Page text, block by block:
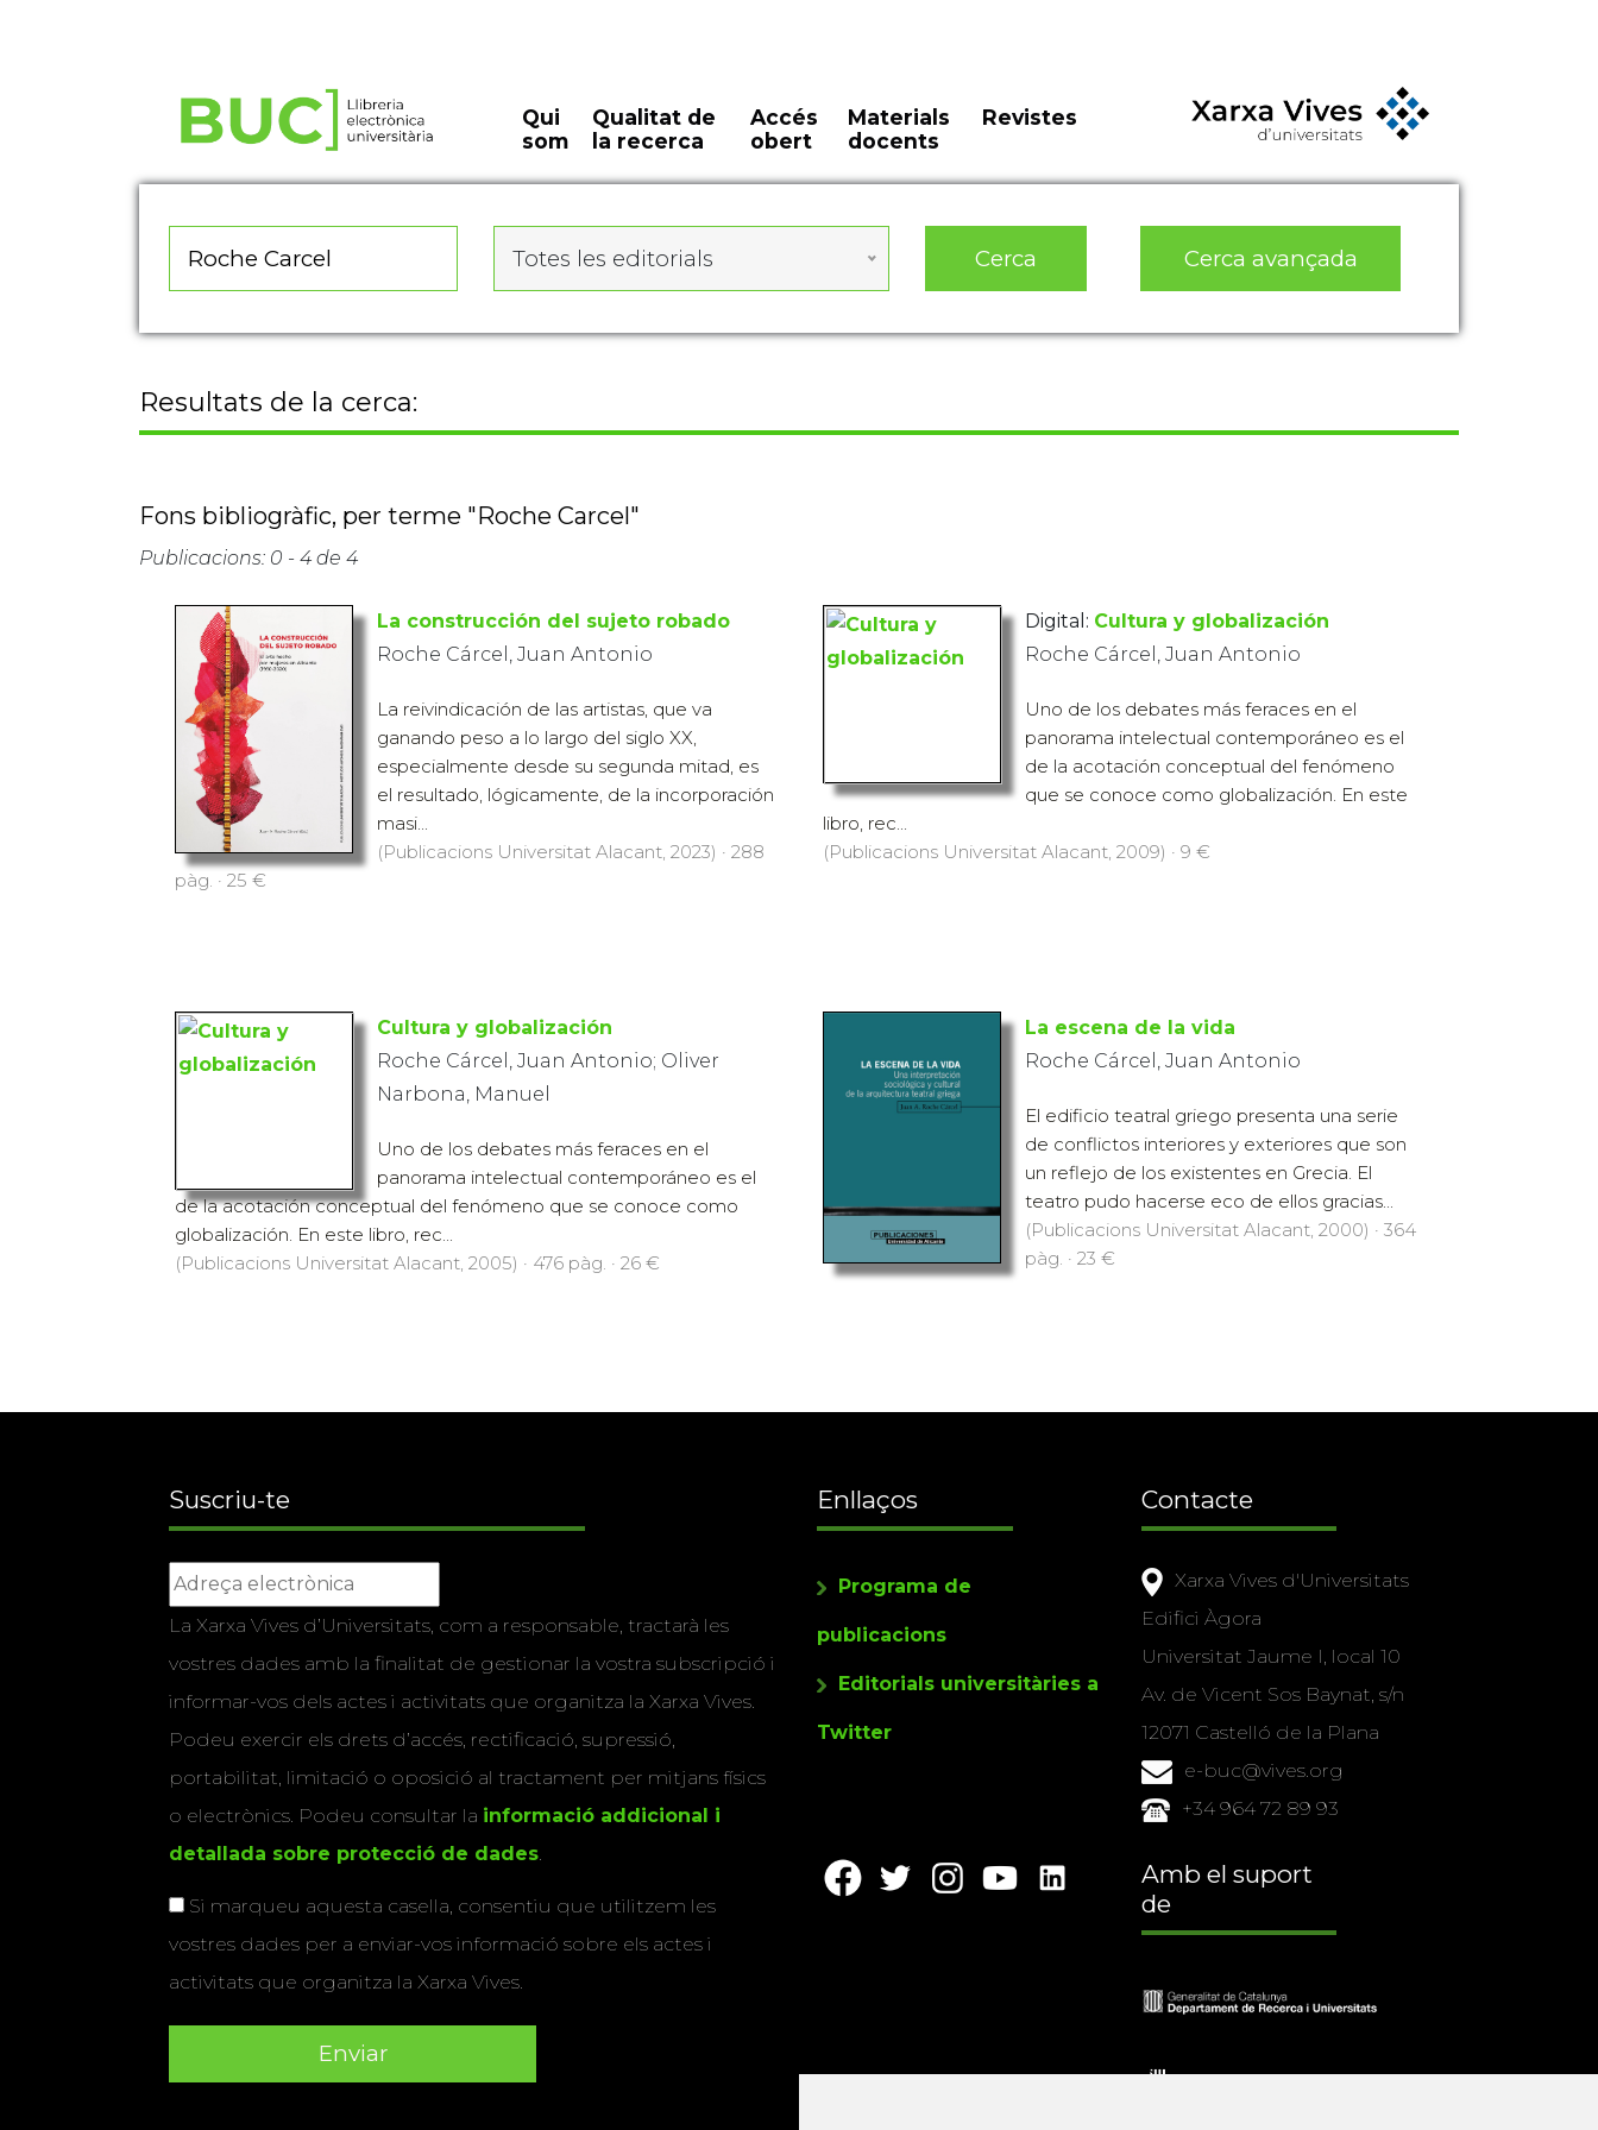
Qui
som
Qualitat de
la recerca
Accés
obert
Materials
docents
Revistes
Totes les editorials Cerca Cerca avançada
Resultats de la cerca:
Fons bibliogràfic, per terme "Roche Carcel"
Publicacions: 0 - 4 de 4
La construcción del sujeto robado
Roche Cárcel, Juan Antonio
La reivindicación de las artistas, que va
ganando peso a lo largo del siglo XX,
especialmente desde su segunda mitad, es
el resultado, lógicamente, de la incorporación
masi...
(Publicacions Universitat Alacant, 2023) · 288
pàg. · 25 €
Digital: Cultura y globalización
Roche Cárcel, Juan Antonio
Uno de los debates más feraces en el
panorama intelectual contemporáneo es el
de la acotación conceptual del fenómeno
que se conoce como globalización. En este
libro, rec...
(Publicacions Universitat Alacant, 2009) · 9 €
Cultura y globalización
Roche Cárcel, Juan Antonio; Oliver
Narbona, Manuel
Uno de los debates más feraces en el
panorama intelectual contemporáneo es el
de la acotación conceptual del fenómeno que se conoce como
globalización. En este libro, rec...
(Publicacions Universitat Alacant, 2005) · 476 pàg. · 26 €
La escena de la vida
Roche Cárcel, Juan Antonio
El edificio teatral griego presenta una serie
de conflictos interiores y exteriores que son
un reflejo de los existentes en Grecia. El
teatro pudo hacerse eco de ellos gracias...
(Publicacions Universitat Alacant, 2000) · 364
pàg. · 23 €
Suscriu-te
La Xarxa Vives d’Universitats, com a responsable, tractarà les
vostres dades amb la finalitat de gestionar la vostra subscripció i
informar-vos dels actes i activitats que organitza la Xarxa Vives.
Podeu exercir els drets d’accés, rectificació, supressió,
portabilitat, limitació o oposició al tractament per mitjans físics
o electrònics. Podeu consultar la informació addicional i
detallada sobre protecció de dades.
Si marqueu aquesta casella, consentiu que utilitzem les
vostres dades per a enviar-vos informació sobre els actes i
activitats que organitza la Xarxa Vives.
Enllaços
Programa de
publicacions
Editorials universitàries a
Twitter
Contacte
Xarxa Vives d'Universitats
Edifici Àgora
Universitat Jaume I, local 10
Av. de Vicent Sos Baynat, s/n
12071 Castelló de la Plana
e-buc@vives.org
+34 964 72 89 93
Amb el suport
de